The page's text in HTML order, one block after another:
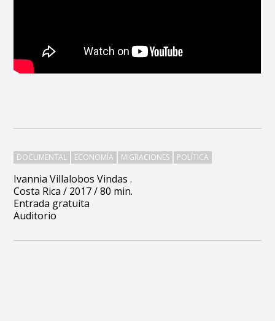
Ivannia Villalobos Vindas .
Costa Rica / 2017 / 80 min.
Entrada gratuita
Auditorio
DOCUMENTAL ECONOMÍA MIGRACIONES POLÍTICA